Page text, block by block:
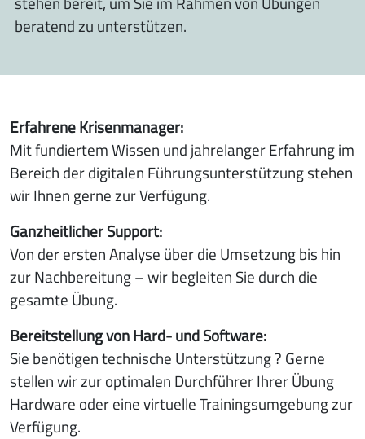
beratend zu unterstützen.
Erfahrene Krisenmanager:
Mit fundiertem Wissen und jahrelanger Erfahrung im
Bereich der digitalen Führungsunterstützung stehen
wir Ihnen gerne zur Verfügung.
Ganzheitlicher Support:
Von der ersten Analyse über die Umsetzung bis hin
zur Nachbereitung – wir begleiten Sie durch die
gesamte Übung.
Bereitstellung von Hard- und Software:
Sie benötigen technische Unterstützung ? Gerne
stellen wir zur optimalen Durchführer Ihrer Übung
Hardware oder eine virtuelle Trainingsumgebung zur
Verfügung.